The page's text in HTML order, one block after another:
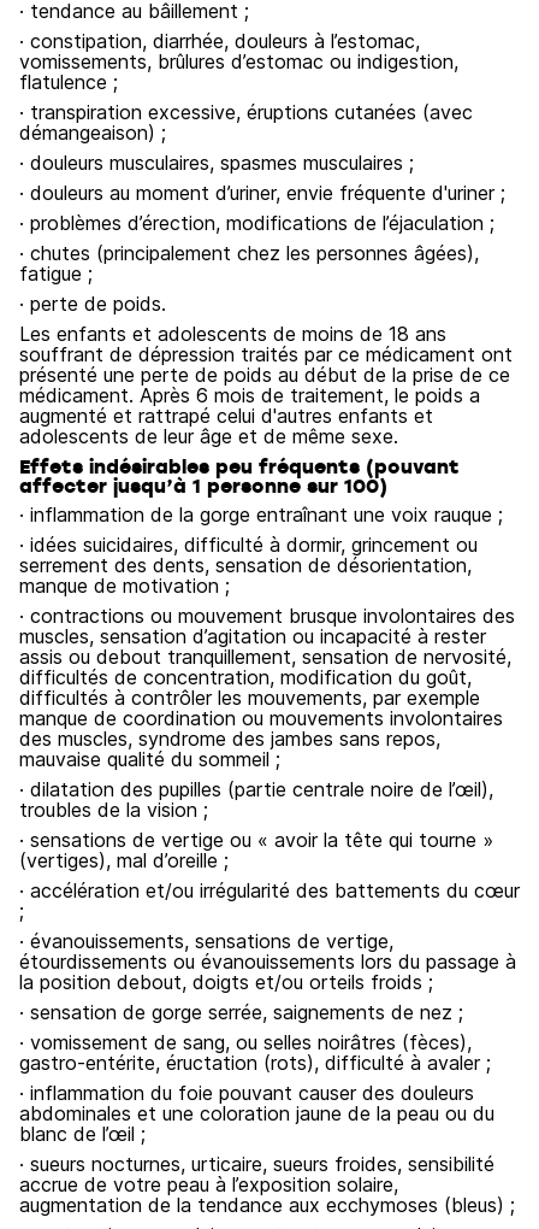
· tendance au bâillement ;
· constipation, diarrhée, douleurs à l’estomac,
vomissements, brûlures d’estomac ou indigestion,
flatulence ;
· transpiration excessive, éruptions cutanées (avec
démangeaison) ;
· douleurs musculaires, spasmes musculaires ;
· douleurs au moment d’uriner, envie fréquente d'uriner ;
· problèmes d’érection, modifications de l’éjaculation ;
· chutes (principalement chez les personnes âgées),
fatigue ;
· perte de poids.
Les enfants et adolescents de moins de 18 ans
souffrant de dépression traités par ce médicament ont
présenté une perte de poids au début de la prise de ce
médicament. Après 6 mois de traitement, le poids a
augmenté et rattrapé celui d'autres enfants et
adolescents de leur âge et de même sexe.
Effets indésirables peu fréquents (pouvant
affecter jusqu’à 1 personne sur 100)
· inflammation de la gorge entraînant une voix rauque ;
· idées suicidaires, difficulté à dormir, grincement ou
serrement des dents, sensation de désorientation,
manque de motivation ;
· contractions ou mouvement brusque involontaires des
muscles, sensation d’agitation ou incapacité à rester
assis ou debout tranquillement, sensation de nervosité,
difficultés de concentration, modification du goût,
difficultés à contrôler les mouvements, par exemple
manque de coordination ou mouvements involontaires
des muscles, syndrome des jambes sans repos,
mauvaise qualité du sommeil ;
· dilatation des pupilles (partie centrale noire de l’œil),
troubles de la vision ;
· sensations de vertige ou « avoir la tête qui tourne »
(vertiges), mal d’oreille ;
· accélération et/ou irrégularité des battements du cœur
;
· évanouissements, sensations de vertige,
étourdissements ou évanouissements lors du passage à
la position debout, doigts et/ou orteils froids ;
· sensation de gorge serrée, saignements de nez ;
· vomissement de sang, ou selles noirâtres (fèces),
gastro-entérite, éructation (rots), difficulté à avaler ;
· inflammation du foie pouvant causer des douleurs
abdominales et une coloration jaune de la peau ou du
blanc de l’œil ;
· sueurs nocturnes, urticaire, sueurs froides, sensibilité
accrue de votre peau à l’exposition solaire,
augmentation de la tendance aux ecchymoses (bleus) ;